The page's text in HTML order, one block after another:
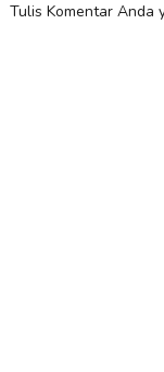
Tulis Komentar Anda